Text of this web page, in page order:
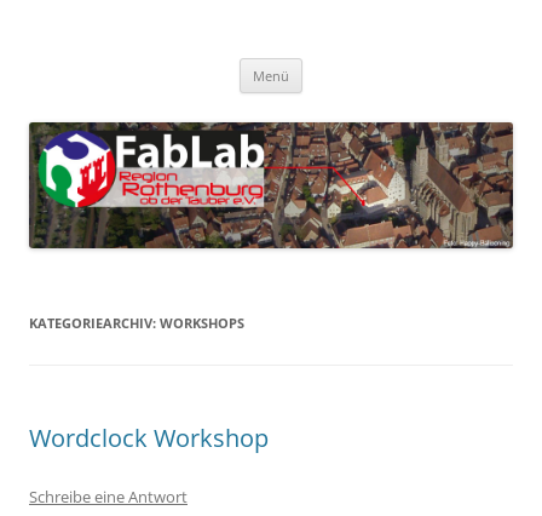
Menü
KATEGORIEARCHIV: WORKSHOPS
Wordclock Workshop
Schreibe eine Antwort